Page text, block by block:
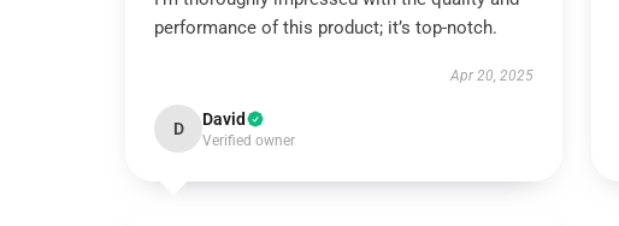
performance of this product; it’s top-notch.
Apr 20, 2025
D David
Verified owner